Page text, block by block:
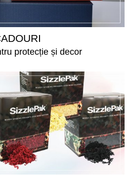
protecție și decor